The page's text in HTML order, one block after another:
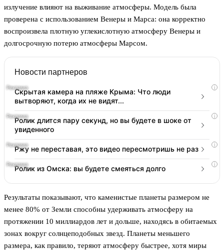
излучение влияют на выживание атмосферы. Модель была
проверена с использованием Венеры и Марса: она корректно
воспроизвела плотную углекислотную атмосферу Венеры и
долгосрочную потерю атмосферы Марсом.
Новости партнеров
i
Скрытая камера на пляже Крыма: Что люди
вытворяют, когда их не видят...
i
Ролик длится пару секунд, но вы будете в шоке от
увиденного
i
Ржу не переставая, это видео пересмотришь не раз
i
Ролик из Омска: вы будете смеяться долго
Результаты показывают, что каменистые планеты размером не
менее 80% от Земли способны удерживать атмосферу на
протяжении 10 миллиардов лет и дольше, находясь в обитаемых
зонах вокруг солнцеподобных звезд. Планеты меньшего
размера, как правило, теряют атмосферу быстрее, хотя миры